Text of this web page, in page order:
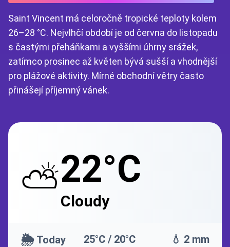
Saint Vincent má celoročně tropické teploty kolem
26–28 °C. Nejvlhčí období je od června do listopadu
s častými přeháňkami a vyššími úhrny srážek,
zatímco prosinec až květen bývá sušší a vhodnější
pro plážové aktivity. Mírné obchodní větry často
přinášejí příjemný vánek.
⛅22°C
Cloudy
🌦️ Today 25°C / 20°C 💧 2 mm